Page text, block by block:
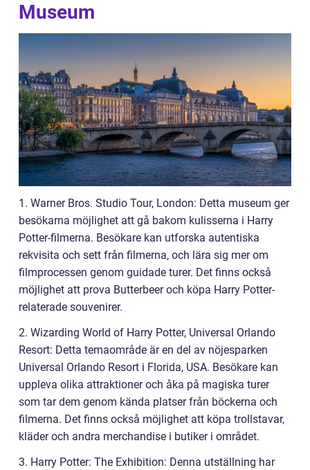
Museum
1. Warner Bros. Studio Tour, London: Detta museum ger
besökarna möjlighet att gå bakom kulisserna i Harry
Potter-filmerna. Besökare kan utforska autentiska
rekvisita och sett från filmerna, och lära sig mer om
filmprocessen genom guidade turer. Det finns också
möjlighet att prova Butterbeer och köpa Harry Potter-
relaterade souvenirer.
2. Wizarding World of Harry Potter, Universal Orlando
Resort: Detta temaområde är en del av nöjesparken
Universal Orlando Resort i Florida, USA. Besökare kan
uppleva olika attraktioner och åka på magiska turer
som tar dem genom kända platser från böckerna och
filmerna. Det finns också möjlighet att köpa trollstavar,
kläder och andra merchandise i butiker i området.
3. Harry Potter: The Exhibition: Denna utställning har